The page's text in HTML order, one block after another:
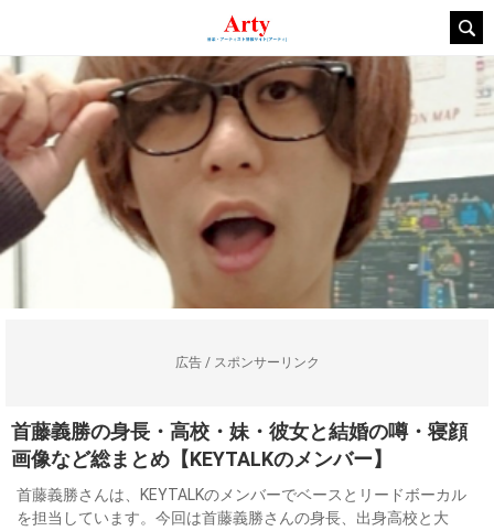
広告 / スポンサーリンク
首藤義勝の身長・高校・妹・彼女と結婚の噂・寝顔
画像など総まとめ【KEYTALKのメンバー】
首藤義勝さんは、KEYTALKのメンバーでベースとリードボーカル
を担当しています。今回は首藤義勝さんの身長、出身高校と大